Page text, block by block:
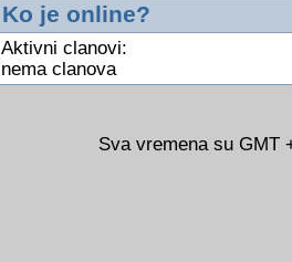
Ko je online?
Aktivni clanovi:
nema clanova
Sva vremena su GMT